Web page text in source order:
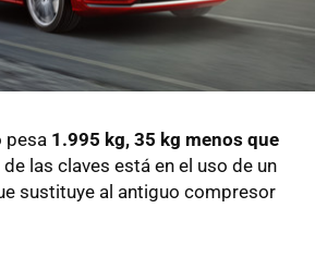
pesa 1.995 kg, 35 kg menos que
de las claves está en el uso de un
sustituye al antiguo compresor